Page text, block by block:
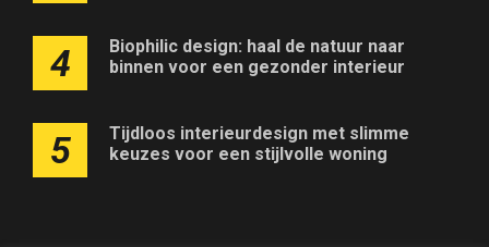
4
Biophilic design: haal de natuur naar
binnen voor een gezonder interieur
5
Tijdloos interieurdesign met slimme
keuzes voor een stijlvolle woning